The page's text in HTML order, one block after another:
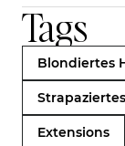
Tags
Blondiertes
Extensions